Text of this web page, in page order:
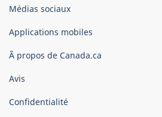
Organisation
gouvernement
Canada
Médias sociaux
Applications mobiles
Ã propos de Canada.ca
Avis
Confidentialité